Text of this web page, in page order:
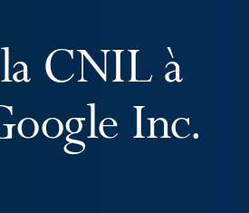
CNIL à
Inc.